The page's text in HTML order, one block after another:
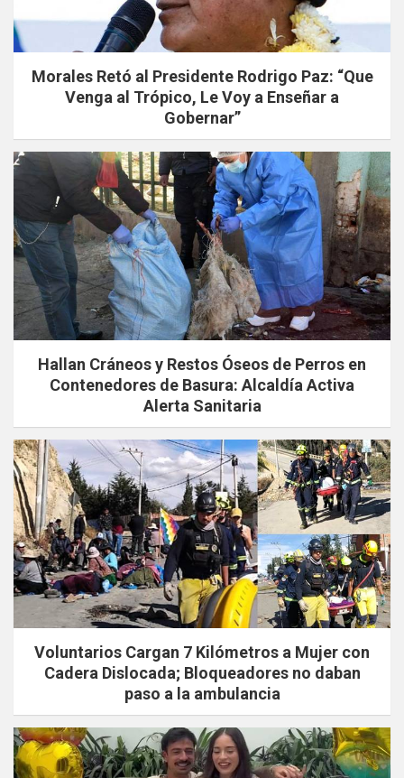
Morales Retó al Presidente Rodrigo Paz: “Que
Venga al Trópico, Le Voy a Enseñar a
Gobernar”
Hallan Cráneos y Restos Óseos de Perros en
Contenedores de Basura: Alcaldía Activa
Alerta Sanitaria
Voluntarios Cargan 7 Kilómetros a Mujer con
Cadera Dislocada; Bloqueadores no daban
paso a la ambulancia